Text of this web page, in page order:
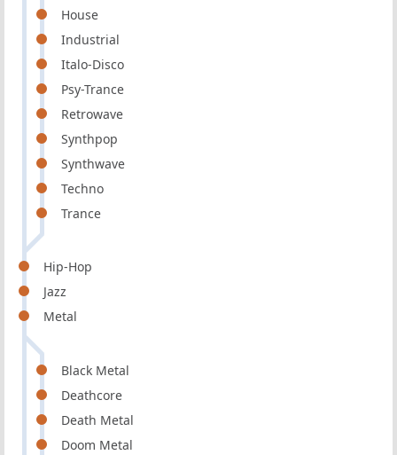
House
Industrial
Italo-Disco
Psy-Trance
Retrowave
Synthpop
Synthwave
Techno
Trance
Hip-Hop
Jazz
Metal
Black Metal
Deathcore
Death Metal
Doom Metal